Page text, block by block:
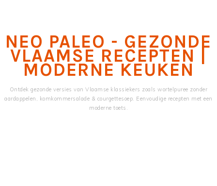
content
sidebar
NEO PALEO - GEZONDE
VLAAMSE RECEPTEN |
MODERNE KEUKEN
Ontdek gezonde versies van Vlaamse klassiekers zoals wortelpuree zonder
aardappelen, komkommersalade & courgettesoep. Eenvoudige recepten met een
moderne toets.